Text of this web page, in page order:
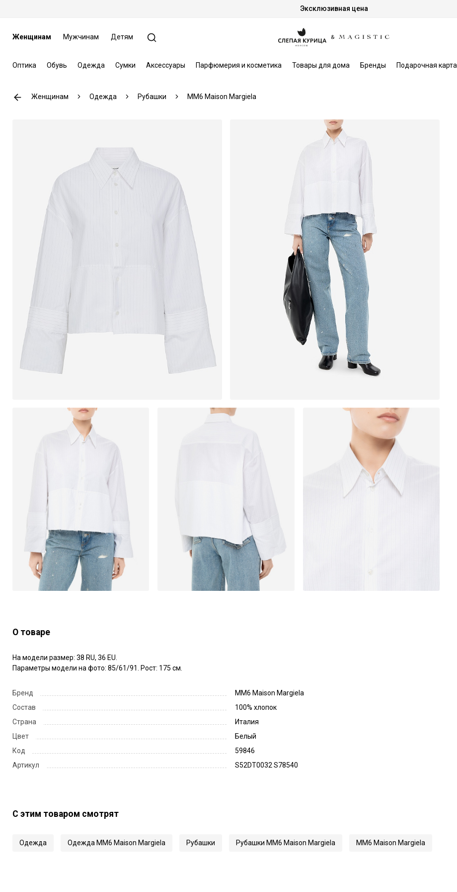
Эксклюзивная цена
Женщинам Мужчинам Детям
Оптика Обувь Одежда Сумки Аксессуары Парфюмерия и косметика Товары для дома Бренды Подарочная карта
Женщинам Одежда Рубашки MM6 Maison Margiela
О товаре
На модели размер: 38 RU, 36 EU.
Параметры модели на фото: 85/61/91. Рост: 175 см.
Бренд
MM6 Maison Margiela
Состав
100% хлопок
Страна
Италия
Цвет
Белый
Код
59846
Артикул
S52DT0032 S78540
С этим товаром смотрят
Одежда Одежда MM6 Maison Margiela Рубашки Рубашки MM6 Maison Margiela MM6 Maison Margiela